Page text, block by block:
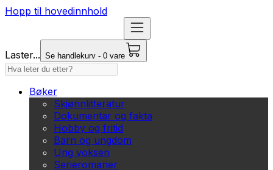
Hopp til hovedinnhold
Laster... Se handlekurv - 0 vare
Bøker
Skjønnlitteratur
Dokumentar og fakta
Hobby og fritid
Barn og ungdom
Ung voksen
Serieromaner